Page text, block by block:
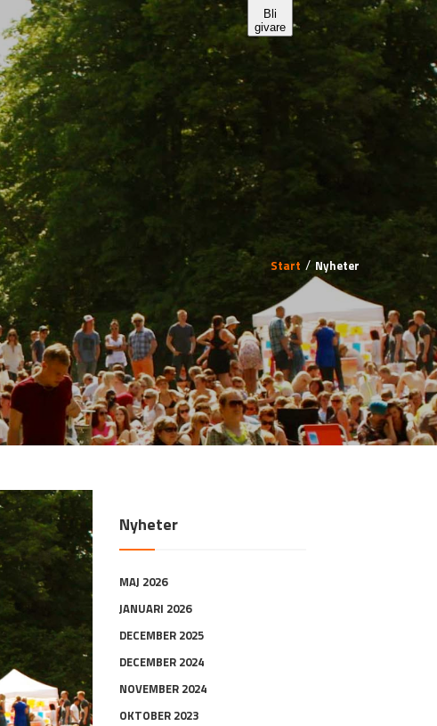
Start Nyheter
Nyheter
MAJ 2026
JANUARI 2026
DECEMBER 2025
DECEMBER 2024
NOVEMBER 2024
OKTOBER 2023